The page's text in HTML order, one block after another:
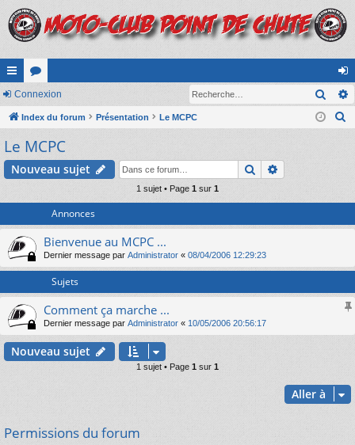
cc
ès
ra
pi
or
u
m
s
on
ne
Connexion
Index du forum Présentation Le MCPC
r
r
Le MCPC
Nouveau sujet Rechercher
1 sujet • Page 1 sur 1
Annonces
Bienvenue au MCPC ...
Dernier message par Administrator « 08/04/2006 12:29:23
Sujets
Comment ça marche ...
Dernier message par Administrator « 10/05/2006 20:56:17
Nouveau sujet
1 sujet • Page 1 sur 1
Aller à
Permissions du forum